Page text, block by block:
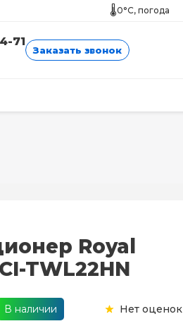
🌡️0°C, погода
71
Заказать звонок
Royal
TWL22HN
В наличии Нет оценок